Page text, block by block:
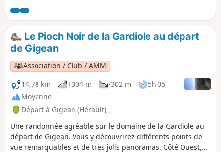
flamands roses et le domaine viticole.
Le Pioch Noir de la Gardiole au départ
de Gigean
Association / Club / AMM
14,78 km
+304 m -302 m
5h 05
Moyenne
Départ à Gigean (Hérault)
Une randonnée agréable sur le domaine de la Gardiole au
départ de Gigean. Vous y découvrirez différents points de
vue remarquables et de très jolis panoramas. Côté Ouest,